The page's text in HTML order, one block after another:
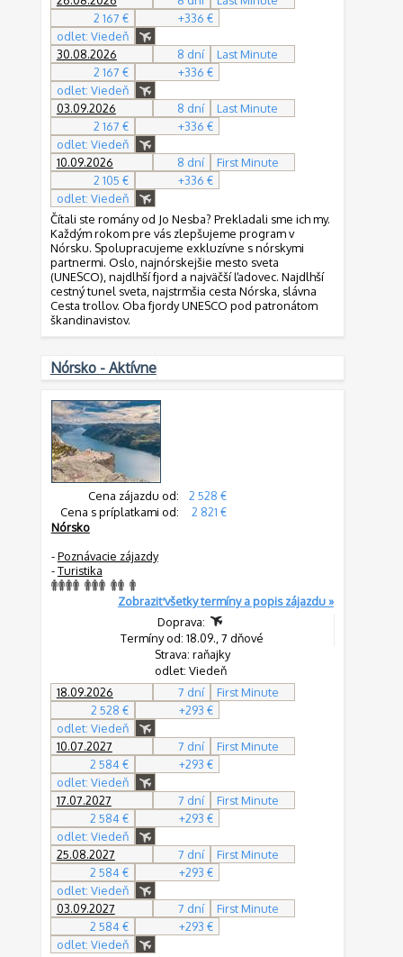
2 167 €
+336 €
odlet: Viedeň
30.08.2026
8 dní
Last Minute
2 167 €
+336 €
odlet: Viedeň
03.09.2026
8 dní
Last Minute
2 167 €
+336 €
odlet: Viedeň
10.09.2026
8 dní
First Minute
2 105 €
+336 €
odlet: Viedeň
Čítali ste romány od Jo Nesba? Prekladali sme ich my.
Každým rokom pre vás zlepšujeme program v
Nórsku. Spolupracujeme exkluzívne s nórskymi
partnermi. Oslo, najnórskejšie mesto sveta
(UNESCO), najdlhší fjord a najväčší ľadovec. Najdlhší
cestný tunel sveta, najstrmšia cesta Nórska, slávna
Cesta trollov. Oba fjordy UNESCO pod patronátom
škandinavistov.
Nórsko - Aktívne
Cena zájazdu od:
2 528 €
Cena s príplatkami od:
2 821 €
Nórsko
-Poznávacie zájazdy
-Turistika
Zobraziť všetky termíny a popis zájazdu »
Doprava:
Termíny od: 18.09., 7 dňové
Strava: raňajky
odlet: Viedeň
18.09.2026
7 dní
First Minute
2 528 €
+293 €
odlet: Viedeň
10.07.2027
7 dní
First Minute
2 584 €
+293 €
odlet: Viedeň
17.07.2027
7 dní
First Minute
2 584 €
+293 €
odlet: Viedeň
25.08.2027
7 dní
First Minute
2 584 €
+293 €
odlet: Viedeň
03.09.2027
7 dní
First Minute
2 584 €
+293 €
odlet: Viedeň